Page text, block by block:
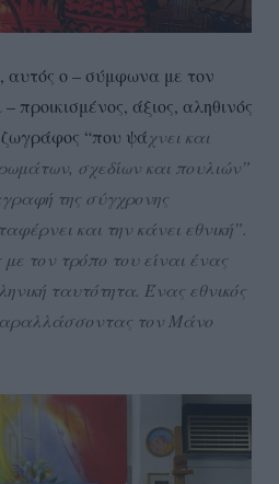
αυτός ο – σύμφωνα με τον
προικισμένος, άξιος, αληθινός
“που ψάχνει και
σχεδίων και πουλιών”
της σύγχρονης
και την κάνει εθνική”.
τον τρόπο του είναι ένας
ταυτότητα. Ένας εθνικός
τον Μάνο